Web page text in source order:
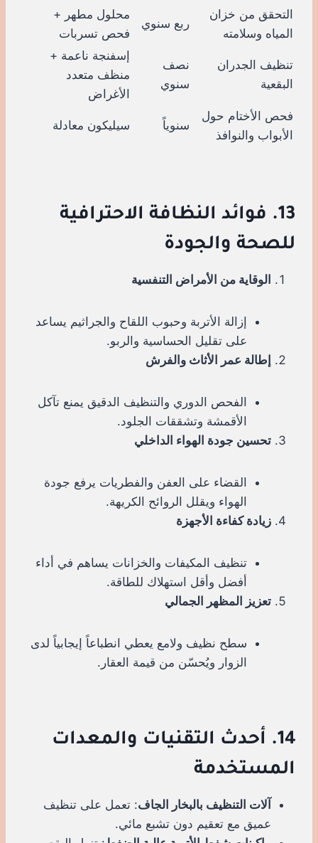
التحقق من خزان
المياه وسلامته
ربع سنوي
محلول مطهر +
فحص تسربات
تنظيف الجدران
البقعية
نصف
سنوي
إسفنجة ناعمة +
منظف متعدد
الأغراض
فحص الأختام حول
الأبواب والنوافذ
سنوياً سيليكون معادلة
13. فوائد النظافة الاحترافية
للصحة والجودة
الوقاية من الأمراض التنفسية
إزالة الأتربة وحبوب اللقاح والجراثيم يساعد
على تقليل الحساسية والربو.
إطالة عمر الأثاث والفرش
الفحص الدوري والتنظيف الدقيق يمنع تآكل
الأقمشة وتشققات الجلود.
تحسين جودة الهواء الداخلي
القضاء على العفن والفطريات يرفع جودة
الهواء ويقلل الروائح الكريهة.
زيادة كفاءة الأجهزة
تنظيف المكيفات والخزانات يساهم في أداء
أفضل وأقل استهلاك للطاقة.
تعزيز المظهر الجمالي
سطح نظيف ولامع يعطي انطباعاً إيجابياً لدى
الزوار ويُحسّن من قيمة العقار.
14. أحدث التقنيات والمعدات
المستخدمة
آلات التنظيف بالبخار الجاف: تعمل على تنظيف
عميق مع تعقيم دون تشبع مائي.